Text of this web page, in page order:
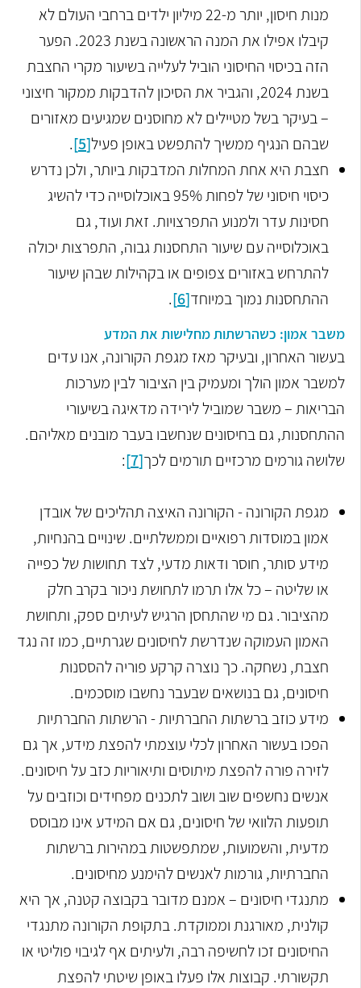
מנות חיסון, יותר מ-22 מיליון ילדים ברחבי העולם לא
קיבלו אפילו את המנה הראשונה בשנת 2023. הפער
הזה בכיסוי החיסוני הוביל לעלייה בשיעור מקרי החצבת
בשנת 2024, והגביר את הסיכון להדבקות ממקור חיצוני
– בעיקר בשל מטיילים לא מחוסנים שמגיעים מאזורים
שבהם הנגיף ממשיך להתפשט באופן פעיל[5]
.
חצבת היא אחת המחלות המדבקות ביותר, ולכן נדרש
כיסוי חיסוני של לפחות 95% באוכלוסייה כדי להשיג
חסינות עדר ולמנוע התפרצויות. זאת ועוד, גם
באוכלוסייה עם שיעור התחסנות גבוה, התפרצות יכולה
להתרחש באזורים צפופים או בקהילות שבהן שיעור
ההתחסנות נמוך במיוחד[6]
.
משבר אמון: כשהרשתות מחלישות את המדע
בעשור האחרון, ובעיקר מאז מגפת הקורונה, אנו עדים
למשבר אמון הולך ומעמיק בין הציבור לבין מערכות
הבריאות – משבר שמוביל לירידה מדאיגה בשיעורי
ההתחסנות, גם בחיסונים שנחשבו בעבר מובנים מאליהם.
שלושה גורמים מרכזיים תורמים לכך[7]
:
מגפת הקורונה - הקורונה האיצה תהליכים של אובדן
אמון במוסדות רפואיים וממשלתיים. שינויים בהנחיות,
מידע סותר, חוסר ודאות מדעי, לצד תחושות של כפייה
או שליטה – כל אלו תרמו לתחושת ניכור בקרב חלק
מהציבור. גם מי שהתחסן הרגיש לעיתים ספק, ותחושת
האמון העמוקה שנדרשת לחיסונים שגרתיים, כמו זה נגד
חצבת, נשחקה. כך נוצרה קרקע פוריה להססנות
חיסונים, גם בנושאים שבעבר נחשבו מוסכמים.
מידע כוזב ברשתות החברתיות - הרשתות החברתיות
הפכו בעשור האחרון לכלי עוצמתי להפצת מידע, אך גם
לזירה פורה להפצת מיתוסים ותיאוריות כזב על חיסונים.
אנשים נחשפים שוב ושוב לתכנים מפחידים וכוזבים על
תופעות הלוואי של חיסונים, גם אם המידע אינו מבוסס
מדעית, והשמועות, שמתפשטות במהירות ברשתות
החברתיות, גורמות לאנשים להימנע מחיסונים.
מתנגדי חיסונים – אמנם מדובר בקבוצה קטנה, אך היא
קולנית, מאורגנת וממוקדת. בתקופת הקורונה מתנגדי
החיסונים זכו לחשיפה רבה, ולעיתים אף לגיבוי פוליטי או
תקשורתי. קבוצות אלו פעלו באופן שיטתי להפצת